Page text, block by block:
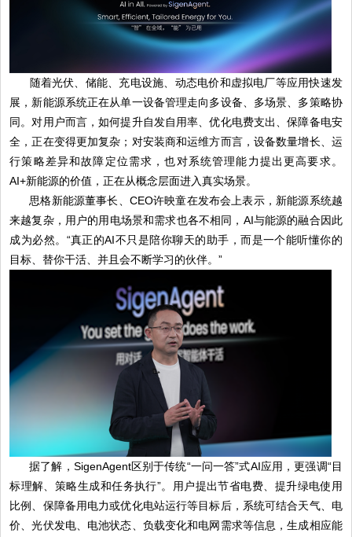
随着光伏、储能、充电设施、动态电价和虚拟电厂等应用快速发
展，新能源系统正在从单一设备管理走向多设备、多场景、多策略协
同。对用户而言，如何提升自发自用率、优化电费支出、保障备电安
全，正在变得更加复杂；对安装商和运维方而言，设备数量增长、运
行策略差异和故障定位需求，也对系统管理能力提出更高要求。
AI+新能源的价值，正在从概念层面进入真实场景。
思格新能源董事长、CEO许映童在发布会上表示，新能源系统越
来越复杂，用户的用电场景和需求也各不相同，AI与能源的融合因此
成为必然。“真正的AI不只是陪你聊天的助手，而是一个能听懂你的
目标、替你干活、并且会不断学习的伙伴。”
据了解，SigenAgent区别于传统“一问一答”式AI应用，更强调“目
标理解、策略生成和任务执行”。用户提出节省电费、提升绿电使用
比例、保障备用电力或优化电站运行等目标后，系统可结合天气、电
价、光伏发电、电池状态、负载变化和电网需求等信息，生成相应能